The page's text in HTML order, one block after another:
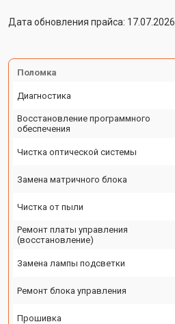
Дата обновления прайса: 17.07.2026
Поломка
Диагностика
Восстановление программного
обеспечения
Чистка оптической системы
Замена матричного блока
Чистка от пыли
Ремонт платы управления
(восстановление)
Замена лампы подсветки
Ремонт блока управления
Прошивка